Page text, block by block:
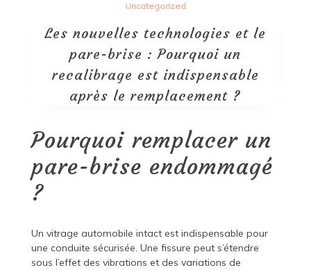
Uncategorized
Les nouvelles technologies et le
pare-brise : Pourquoi un
recalibrage est indispensable
après le remplacement ?
Pourquoi remplacer un
pare-brise endommagé
?
Un vitrage automobile intact est indispensable pour
une conduite sécurisée. Une fissure peut s’étendre
sous l’effet des vibrations et des variations de